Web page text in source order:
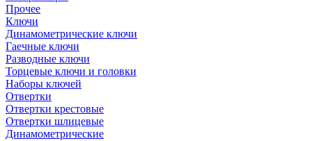
Прочее
Ключи
Динамометрические ключи
Гаечные ключи
Разводные ключи
Торцевые ключи и головки
Наборы ключей
Отвертки
Отвертки крестовые
Отвертки шлицевые
Динамометрические